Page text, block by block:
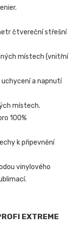
čtvereční střešní
místech (vnitřní
a napnutí
místech.
100%
k připevnění
vinylového
EXTREME